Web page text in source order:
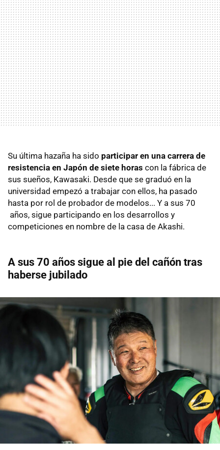
Su última hazaña ha sido participar en una carrera de
resistencia en Japón de siete horas con la fábrica de
sus sueños, Kawasaki. Desde que se graduó en la
universidad empezó a trabajar con ellos, ha pasado
hasta por rol de probador de modelos... Y a sus 70
años, sigue participando en los desarrollos y
competiciones en nombre de la casa de Akashi.
A sus 70 años sigue al pie del cañón tras
haberse jubilado